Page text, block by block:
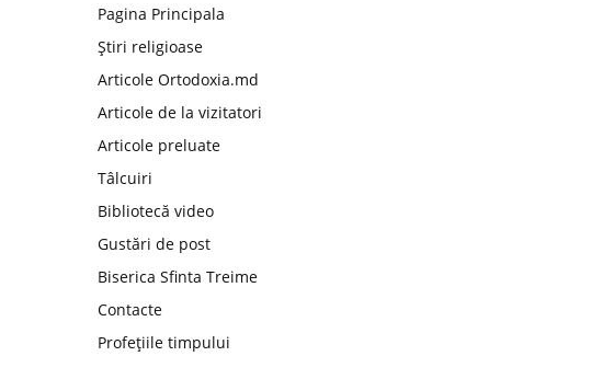
Pagina Principala
Știri religioase
Articole Ortodoxia.md
Articole de la vizitatori
Articole preluate
Tâlcuiri
Bibliotecă video
Gustări de post
Biserica Sfinta Treime
Contacte
Profețiile timpului